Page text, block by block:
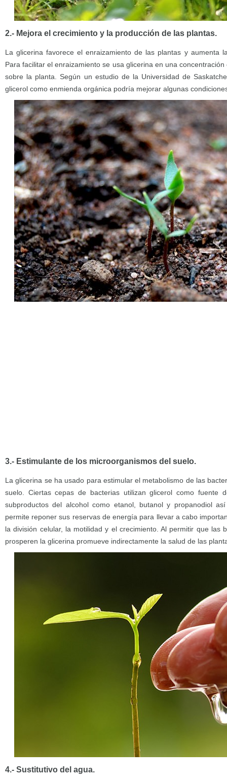
2.- Mejora el crecimiento y la producción de las plantas.
La glicerina favorece el enraizamiento de las plantas y aumenta
Para facilitar el enraizamiento se usa glicerina en una
sobre la planta. Según un estudio de la Universidad de
glicerol como enmienda orgánica podría mejorar algunas
3.- Estimulante de los microorganismos del suelo.
La glicerina se ha usado para estimular el metabolismo de las
suelo. Ciertas cepas de bacterias utilizan glicerol como fuente
subproductos del alcohol como etanol, butanol y propanodiol
permite reponer sus reservas de energía para llevar a cabo
la división celular, la motilidad y el crecimiento. Al permitir que las
prosperen la glicerina promueve indirectamente la salud de las
4.- Sustitutivo del agua.